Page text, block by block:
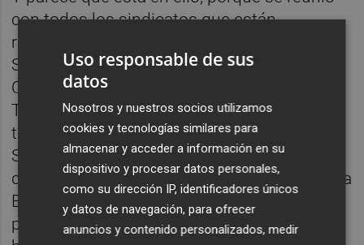
con todos los sindicatos que están
representados en la mesa sectorial de
Sanidad a excepción del sindicato médico
CESM, convocante de la huelga de enero.
Todos los sindicatos ponen en valor el
talante del conseller, un profesional de la
Sanidad y con mas predisposición a hablar
que sus predecesoras Carmen Montón y Ana
Barceló. Pero que, según CSIF tiene un
problema."En las reuniones nos deja muy
Uso responsable de sus
datos
Nosotros y nuestros socios utilizamos
cookies y tecnologías similares para
almacenar y acceder a información en su
dispositivo y procesar datos personales,
como su dirección IP, identificadores únicos
y datos de navegación, para ofrecer
anuncios y contenido personalizados, medir